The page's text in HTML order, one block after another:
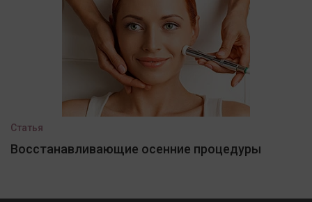
Статья
Восстанавливающие осенние процедуры